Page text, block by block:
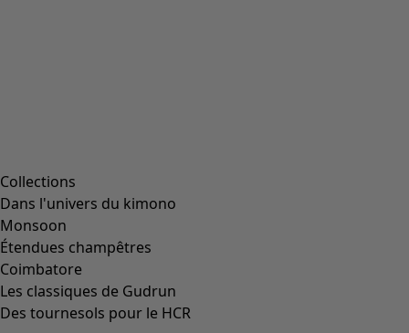
Collections
Dans l'univers du kimono
Monsoon
Étendues champêtres
Coimbatore
Les classiques de Gudrun
Des tournesols pour le HCR